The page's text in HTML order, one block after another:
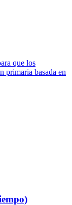
que los
primaria basada en